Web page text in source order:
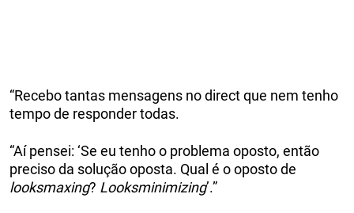
“Recebo tantas mensagens no direct que nem tenho
tempo de responder todas.
“Aí pensei: ‘Se eu tenho o problema oposto, então
preciso da solução oposta. Qual é o oposto de
looksmaxing? Looksminimizing’.”